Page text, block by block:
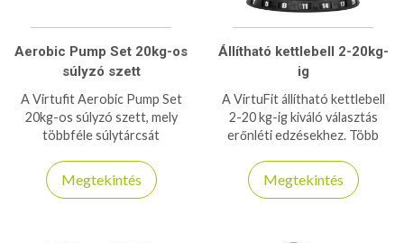
Aerobic Pump Set 20kg-os
súlyzó szett
A Virtufit Aerobic Pump Set
20kg-os súlyzó szett, mely
többféle súlytárcsát
bőségeseb variálhatja, vagy
színesítheti, használja, bárhol,
Megtekintés
Állítható kettlebell 2-20kg-
ig
A VirtuFit állítható kettlebell
2-20 kg-ig kiváló választás
erőnléti edzésekhez. Több
helytakarékos és sokoldalú
kialakítás.
Megtekintés